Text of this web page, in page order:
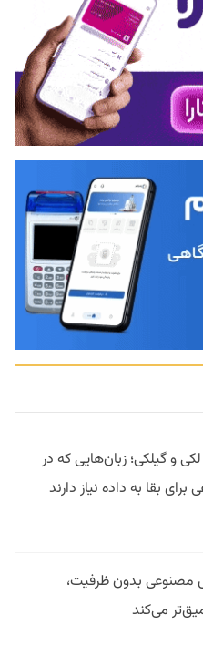
و گیلکی؛ زبان‌هایی که در
بقا به داده نیاز دارند
بدون ظرفیت،
می‌کند